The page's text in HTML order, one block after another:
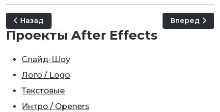
Предыдущий: Boris FX Mocha Pro 2022
Назад Следующий:
Вперед
Проекты After Effects
Слайд-Шоу
Лого / Logo
Текстовые
Интро / Openers